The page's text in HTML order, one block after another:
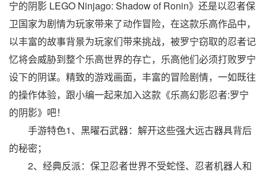
宁的阴影 LEGO Ninjago: Shadow of Ronin》还是以忍者保
卫国家为剧情为玩家带来了动作冒险，在这款乐高作品中，
以丰富的故事背景为玩家们带来挑战，被罗宁窃取的忍者记
忆将会威胁到整个乐高世界的存亡，乐高他们必须打败罗宁
设下的阴谋。精致的游戏画面，丰富的冒险剧情，一如既往
的操作体验，跟小编一起来加入这款《乐高幻影忍者:罗宁
的阴影》吧！
手游特色1、黑曜石武器：解开这些强大远古器具背后
的秘密；
2、经典反派：保卫忍者世界不受蛇怪、忍者机器人和